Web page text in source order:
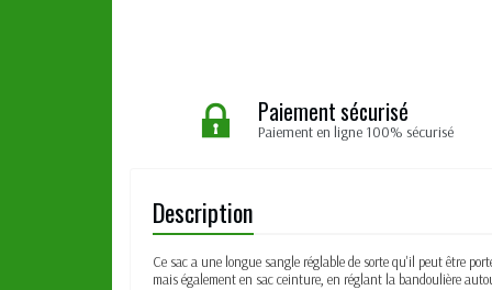
Paiement sécurisé
Paiement en ligne 100% sécurisé
Description
Ce sac a une longue sangle réglable de sorte qu'il peut être
mais également en sac ceinture, en réglant la bandoulière